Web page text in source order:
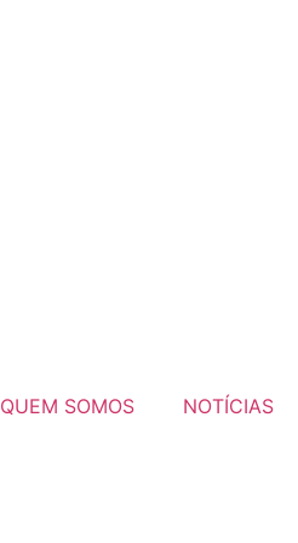
QUEM SOMOS NOTÍCIAS